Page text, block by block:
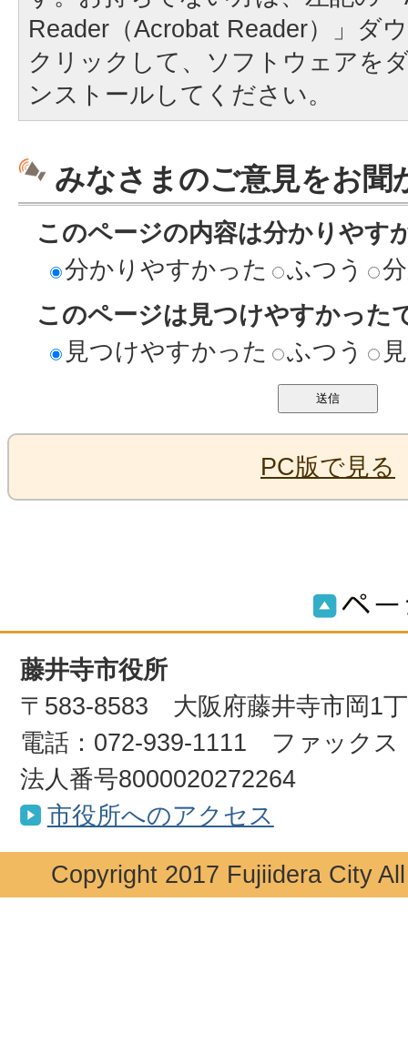
Reader（Acrobat Reader）」ダ
クリックして、ソフトウェアを
ンストールしてください。
みなさまのご意見をお聞
このページの内容は分かりやす
分かりやすかった
ふつう
このページは見つけやすかった
見つけやすかった
ふつう
PC版で見る
藤井寺市役所
〒583-8583 大阪府藤井寺市岡1
電話：072-939-1111 ファックス
法人番号8000020272264
市役所へのアクセス
Copyright 2017 Fujiidera City